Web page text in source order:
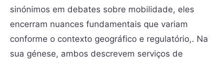
sinónimos em debates sobre mobilidade, eles
encerram nuances fundamentais que variam
conforme o contexto geográfico e regulatório,. Na
sua génese, ambos descrevem serviços de